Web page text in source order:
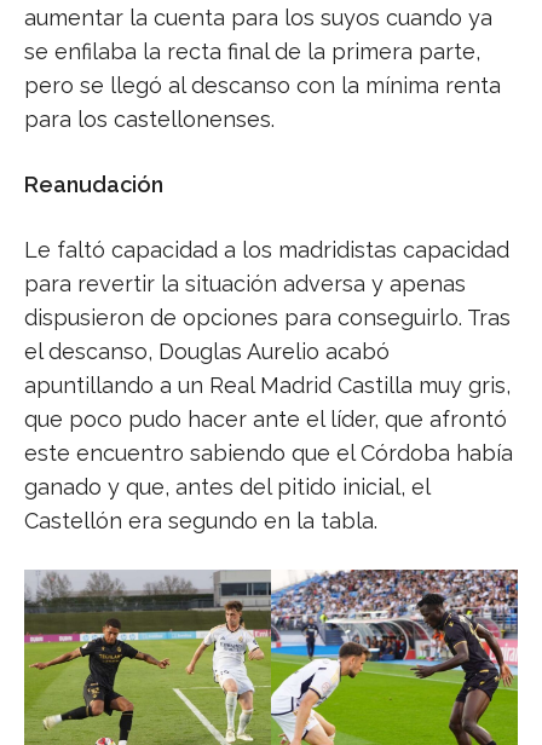
aumentar la cuenta para los suyos cuando ya
se enfilaba la recta final de la primera parte,
pero se llegó al descanso con la mínima renta
para los castellonenses.
Reanudación
Le faltó capacidad a los madridistas capacidad
para revertir la situación adversa y apenas
dispusieron de opciones para conseguirlo. Tras
el descanso, Douglas Aurelio acabó
apuntillando a un Real Madrid Castilla muy gris,
que poco pudo hacer ante el líder, que afrontó
este encuentro sabiendo que el Córdoba había
ganado y que, antes del pitido inicial, el
Castellón era segundo en la tabla.